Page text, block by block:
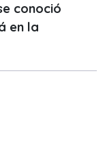
conoció
en la